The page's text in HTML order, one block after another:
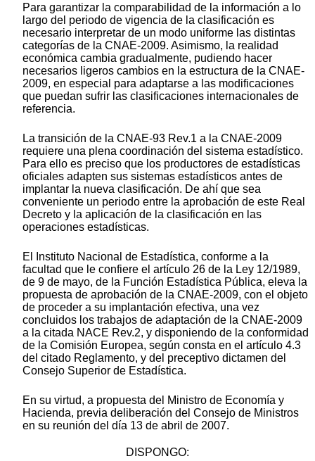
Para garantizar la comparabilidad de la información a lo
largo del periodo de vigencia de la clasificación es
necesario interpretar de un modo uniforme las distintas
categorías de la CNAE-2009. Asimismo, la realidad
económica cambia gradualmente, pudiendo hacer
necesarios ligeros cambios en la estructura de la CNAE-
2009, en especial para adaptarse a las modificaciones
que puedan sufrir las clasificaciones internacionales de
referencia.
La transición de la CNAE-93 Rev.1 a la CNAE-2009
requiere una plena coordinación del sistema estadístico.
Para ello es preciso que los productores de estadísticas
oficiales adapten sus sistemas estadísticos antes de
implantar la nueva clasificación. De ahí que sea
conveniente un periodo entre la aprobación de este Real
Decreto y la aplicación de la clasificación en las
operaciones estadísticas.
El Instituto Nacional de Estadística, conforme a la
facultad que le confiere el artículo 26 de la Ley 12/1989,
de 9 de mayo, de la Función Estadística Pública, eleva la
propuesta de aprobación de la CNAE-2009, con el objeto
de proceder a su implantación efectiva, una vez
concluidos los trabajos de adaptación de la CNAE-2009
a la citada NACE Rev.2, y disponiendo de la conformidad
de la Comisión Europea, según consta en el artículo 4.3
del citado Reglamento, y del preceptivo dictamen del
Consejo Superior de Estadística.
En su virtud, a propuesta del Ministro de Economía y
Hacienda, previa deliberación del Consejo de Ministros
en su reunión del día 13 de abril de 2007.
DISPONGO: